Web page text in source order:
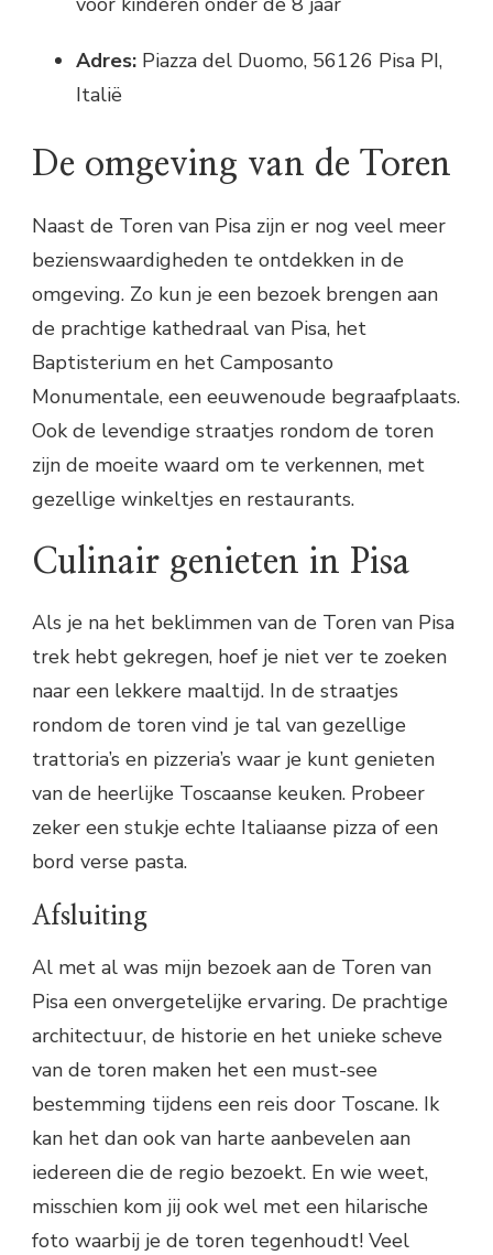
Adres: Piazza del Duomo, 56126 Pisa PI,
Italië
De omgeving van de Toren
Naast de Toren van Pisa zijn er nog veel meer
bezienswaardigheden te ontdekken in de
omgeving. Zo kun je een bezoek brengen aan
de prachtige kathedraal van Pisa, het
Baptisterium en het Camposanto
Monumentale, een eeuwenoude begraafplaats.
Ook de levendige straatjes rondom de toren
zijn de moeite waard om te verkennen, met
gezellige winkeltjes en restaurants.
Culinair genieten in Pisa
Als je na het beklimmen van de Toren van Pisa
trek hebt gekregen, hoef je niet ver te zoeken
naar een lekkere maaltijd. In de straatjes
rondom de toren vind je tal van gezellige
trattoria’s en pizzeria’s waar je kunt genieten
van de heerlijke Toscaanse keuken. Probeer
zeker een stukje echte Italiaanse pizza of een
bord verse pasta.
Afsluiting
Al met al was mijn bezoek aan de Toren van
Pisa een onvergetelijke ervaring. De prachtige
architectuur, de historie en het unieke scheve
van de toren maken het een must-see
bestemming tijdens een reis door Toscane. Ik
kan het dan ook van harte aanbevelen aan
iedereen die de regio bezoekt. En wie weet,
misschien kom jij ook wel met een hilarische
foto waarbij je de toren tegenhoudt! Veel